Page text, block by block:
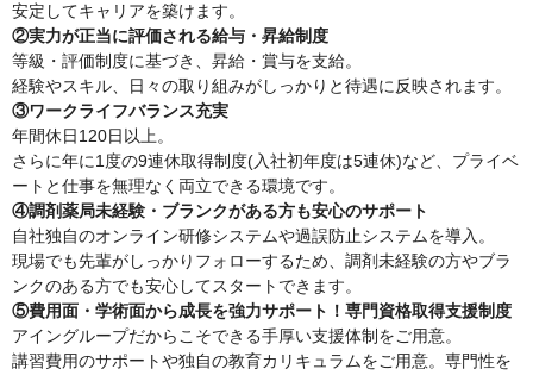
安定してキャリアを築けます。
②実力が正当に評価される給与・昇給制度
等級・評価制度に基づき、昇給・賞与を支給。
経験やスキル、日々の取り組みがしっかりと待遇に反映されます。
③ワークライフバランス充実
年間休日120日以上。
さらに年に1度の9連休取得制度(入社初年度は5連休)など、プライベ
ートと仕事を無理なく両立できる環境です。
④調剤薬局未経験・ブランクがある方も安心のサポート
自社独自のオンライン研修システムや過誤防止システムを導入。
現場でも先輩がしっかりフォローするため、調剤未経験の方やブラ
ンクのある方でも安心してスタートできます。
⑤費用面・学術面から成長を強力サポート！専門資格取得支援制度
アイングループだからこそできる手厚い支援体制をご用意。
講習費用のサポートや独自の教育カリキュラムをご用意。専門性を